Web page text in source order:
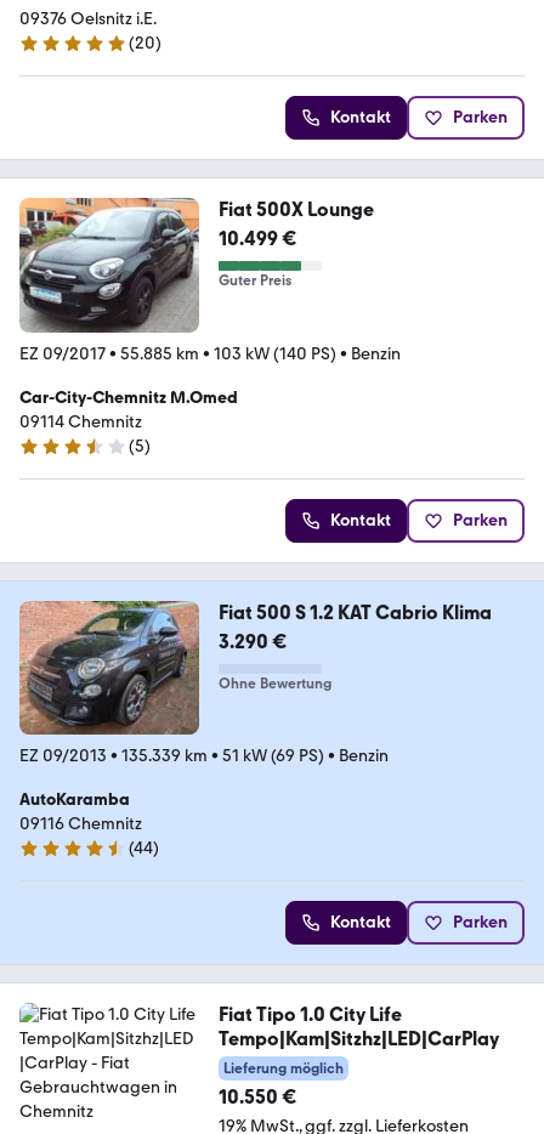
09376 Oelsnitz i.E.
4.8 Sterne
(20)
Kontakt Parken
Fiat 500X Lounge
10.499 €
Guter Preis
EZ 09/2017• 55.885 km • 103 kW (140 PS) • Benzin
Car-City-Chemnitz M.Omed
09114 Chemnitz
3.7 Sterne
(5)
Kontakt Parken
Fiat 500 S 1.2 KAT Cabrio Klima
3.290 €
Ohne Bewertung
EZ 09/2013 • 135.339 km • 51 kW (69 PS) • Benzin
AutoKaramba
09116 Chemnitz
4.5 Sterne
(44)
Kontakt Parken
Fiat Tipo 1.0 City Life
Tempo|Kam|Sitzhz|LED|CarPlay
Lieferung möglich
10.550 €
19% MwSt. ggf. zzgl. Lieferkosten